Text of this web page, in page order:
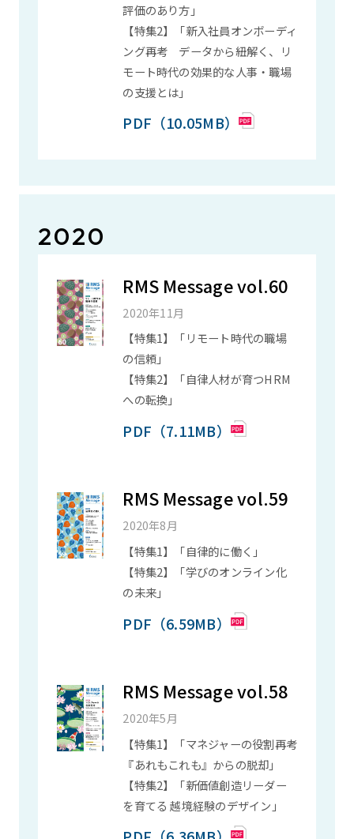
評価のあり方」
【特集2】「新入社員オンボーディ
ング再考 データから紐解く、リ
モート時代の効果的な人事・職場
の支援とは」
PDF（10.05MB）
2020
RMS Message vol.60
2020年11月
【特集1】「リモート時代の職場
の信頼」
【特集2】「自律人材が育つHRM
への転換」
PDF（7.11MB）
RMS Message vol.59
2020年8月
【特集1】「自律的に働く」
【特集2】「学びのオンライン化
の未来」
PDF（6.59MB）
RMS Message vol.58
2020年5月
【特集1】「マネジャーの役割再考
『あれもこれも』からの脱却」
【特集2】「新価値創造リーダー
を育てる 越境経験のデザイン」